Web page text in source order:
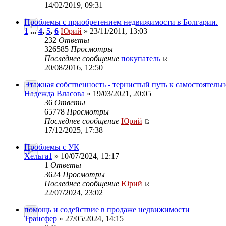
14/02/2019, 09:31
Проблемы с приобретением недвижимости в Болгарии.
1...4, 5, 6 Юрий » 23/11/2011, 13:03
232 Ответы
326585 Просмотры
Последнее сообщение покупатель
20/08/2016, 12:50
Этажная собственность - тернистый путь к
Надежда Власова » 19/03/2021, 20:05
36 Ответы
65778 Просмотры
Последнее сообщение Юрий
17/12/2025, 17:38
Проблемы с УК
Хельга1 » 10/07/2024, 12:17
1 Ответы
3624 Просмотры
Последнее сообщение Юрий
22/07/2024, 23:02
помощь и содействие в продаже недвижимости
Трансфер » 27/05/2024, 14:15